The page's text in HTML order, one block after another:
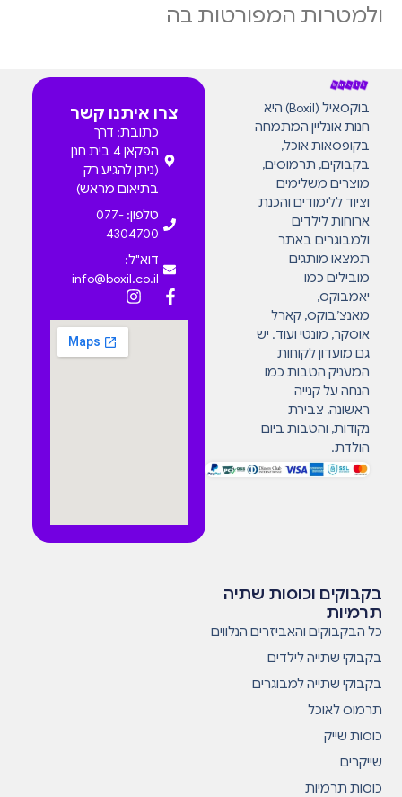
ולמטרות המפורטות בה
בוקסאיל (Boxil) היא
חנות אונליין המתמחה
בקופסאות אוכל,
בקבוקים, תרמוסים,
מוצרים משלימים
וציוד ללימודים והכנת
ארוחות לילדים
ולמבוגרים באתר
תמצאו מותגים
מובילים כמו
יאמבוקס,
מאנצ’בוקס, קארל
אוסקר, מונטי ועוד. יש
גם מועדון לקוחות
המעניק הטבות כמו
הנחה על קנייה
ראשונה, צבירת
נקודות, והטבות ביום
הולדת.
צרו איתנו קשר
כתובת: דרך
הפקאן 4 בית חנן
(ניתן להגיע רק
בתיאום מראש)
טלפון: 077-
4304700
דוא"ל:
info@boxil.co.il
בקבוקים וכוסות שתיה
תרמיות
כל הבקבוקים והאביזרים הנלווים
בקבוקי שתייה לילדים
בקבוקי שתייה למבוגרים
תרמוס לאוכל
כוסות שייק
שייקרים
כוסות תרמיות